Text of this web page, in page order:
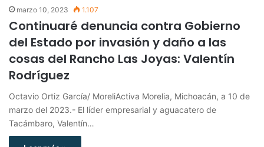
marzo 10, 2023 1.107
Continuaré denuncia contra Gobierno
del Estado por invasión y daño a las
cosas del Rancho Las Joyas: Valentín
Rodríguez
Octavio Ortiz García/ MoreliActiva Morelia, Michoacán, a 10 de
marzo del 2023.- El líder empresarial y aguacatero de
Tacámbaro, Valentín…